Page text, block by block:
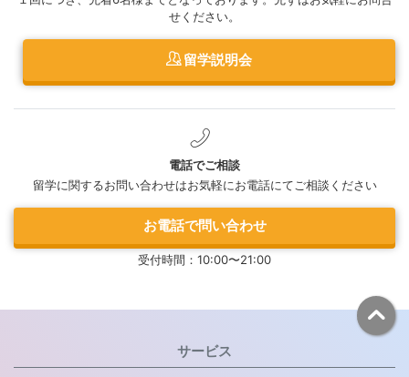
せください。
留学説明会
電話でご相談
留学に関するお問い合わせはお気軽にお電話にてご相談ください
お電話で問い合わせ
受付時間：10:00〜21:00
サービス